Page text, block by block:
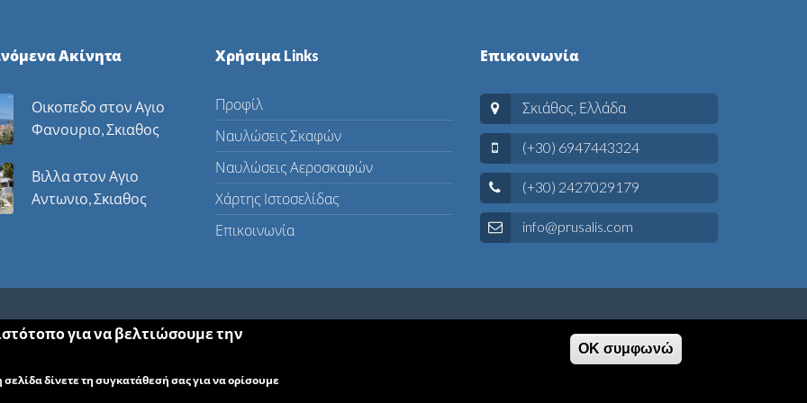
Ακίνητα
Οικοπεδο στον Αγιο
Φανουριο, Σκιαθος
Βιλλα στον Αγιο
Αντωνιο, Σκιαθος
Χρήσιμα Links
Προφίλ
Ναυλώσεις Σκαφών
Ναυλώσεις Αεροσκαφών
Χάρτης Ιστοσελίδας
Επικοινωνία
Επικοινωνία
Σκιάθος, Ελλάδα
(+30) 6947443324
(+30) 2427029179
info@prusalis.com
για να βελτιώσουμε την
δίνετε τη συγκατάθεσή σας για να ορίσουμε
ΟΚ συμφωνώ